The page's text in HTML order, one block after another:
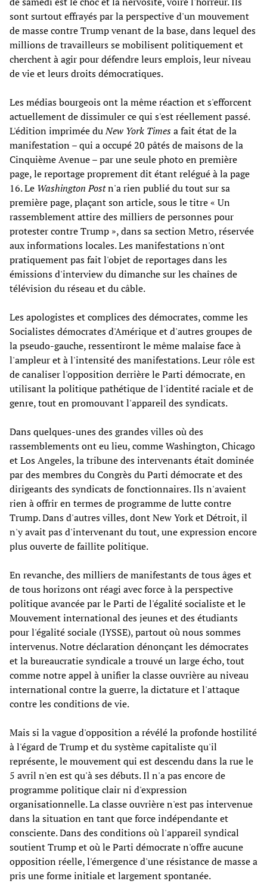
sont surtout effrayés par la perspective d'un mouvement
de masse contre Trump venant de la base, dans lequel des
millions de travailleurs se mobilisent politiquement et
cherchent à agir pour défendre leurs emplois, leur niveau
de vie et leurs droits démocratiques.
Les médias bourgeois ont la même réaction et s'efforcent
actuellement de dissimuler ce qui s'est réellement passé.
L'édition imprimée duNew York Timesa fait état de la
manifestation – qui a occupé 20 pâtés de maisons de la
Cinquième Avenue – par une seule photo en première
page, le reportage proprement dit étant relégué à la page
16. Le Washington Postn'a rien publié du tout sur sa
première page, plaçant son article, sous le titre « Un
rassemblement attire des milliers de personnes pour
protester contre Trump », dans sa section Metro, réservée
aux informations locales. Les manifestations n'ont
pratiquement pas fait l'objet de reportages dans les
émissions d'interview du dimanche sur les chaînes de
télévision du réseau et du câble.
Les apologistes et complices des démocrates, comme les
Socialistes démocrates d'Amérique et d'autres groupes de
la pseudo-gauche, ressentiront le même malaise face à
l'ampleur et à l'intensité des manifestations. Leur rôle est
de canaliser l'opposition derrière le Parti démocrate, en
utilisant la politique pathétique de l'identité raciale et de
genre, tout en promouvant l'appareil des syndicats.
Dans quelques-unes des grandes villes où des
rassemblements ont eu lieu, comme Washington, Chicago
et Los Angeles, la tribune des intervenants était dominée
par des membres du Congrès du Parti démocrate et des
dirigeants des syndicats de fonctionnaires. Ils n'avaient
rien à offrir en termes de programme de lutte contre
Trump. Dans d'autres villes, dont New York et Détroit, il
n'y avait pas d'intervenant du tout, une expression encore
plus ouverte de faillite politique.
En revanche, des milliers de manifestants de tous âges et
de tous horizons ont réagi avec force à la perspective
politique avancée par le Parti de l'égalité socialiste et le
Mouvement international des jeunes et des étudiants
pour l'égalité sociale (IYSSE), partout où nous sommes
intervenus. Notre déclaration dénonçant les démocrates
et la bureaucratie syndicale a trouvé un large écho, tout
comme notre appel à unifier la classe ouvrière au niveau
international contre la guerre, la dictature et l'attaque
contre les conditions de vie.
Mais si la vague d'opposition a révélé la profonde hostilité
à l'égard de Trump et du système capitaliste qu'il
représente, le mouvement qui est descendu dans la rue le
5 avril n'en est qu'à ses débuts. Il n'a pas encore de
programme politique clair ni d'expression
organisationnelle. La classe ouvrière n'est pas intervenue
dans la situation en tant que force indépendante et
consciente. Dans des conditions où l'appareil syndical
soutient Trump et où le Parti démocrate n'offre aucune
opposition réelle, l'émergence d'une résistance de masse a
pris une forme initiale et largement spontanée.